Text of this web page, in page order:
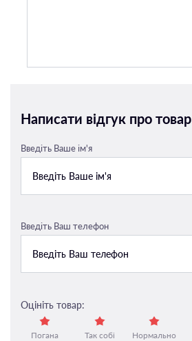
Написати відгук про товар
Введіть Ваше ім'я
Введіть Ваш телефон
Оцініть товар:
Погана Так собі Нормально